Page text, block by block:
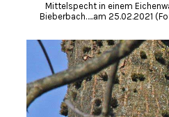
Mittelspecht in einem
Bieberbach…..am 25.02.2021